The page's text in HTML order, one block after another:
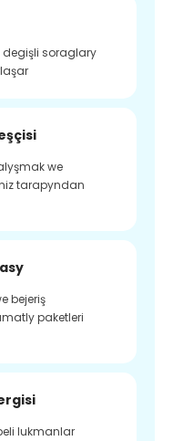
soraglary
we
tarapyndan
bejeriş
paketleri
lukmanlar